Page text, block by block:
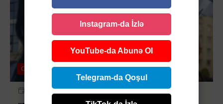
Cəmiyyət
28 IYL 2026 | 14:20
Instagram-da İzlə
YouTube-da Abunə Ol
Telegram-da Qoşul